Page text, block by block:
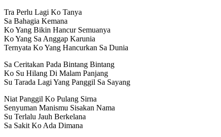
Tra Perlu Lagi Ko Tanya
Sa Bahagia Kemana
Ko Yang Bikin Hancur Semuanya
Ko Yang Sa Anggap Karunia
Ternyata Ko Yang Hancurkan Sa Dunia
Sa Ceritakan Pada Bintang Bintang
Ko Su Hilang Di Malam Panjang
Su Tarada Lagi Yang Panggil Sa Sayang
Niat Panggil Ko Pulang Sirna
Senyuman Manismu Sisakan Nama
Su Terlalu Jauh Berkelana
Sa Sakit Ko Ada Dimana